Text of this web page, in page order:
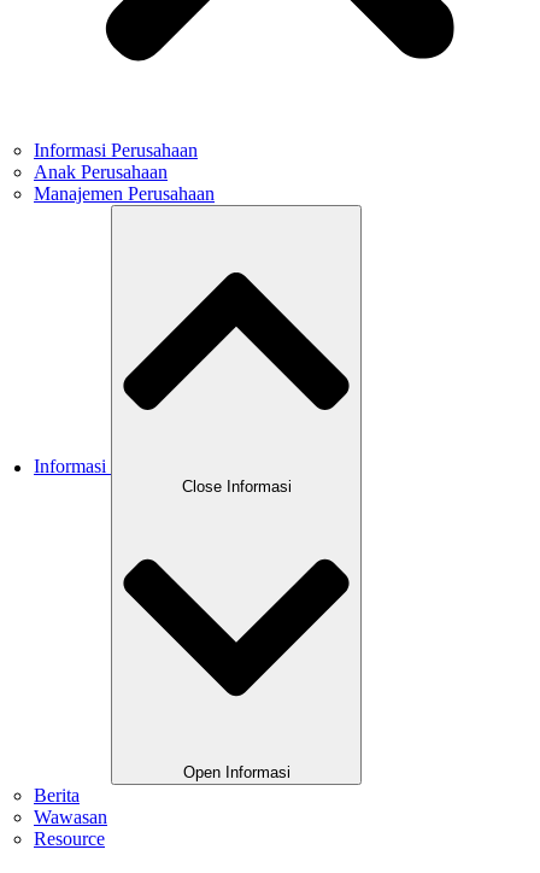
Informasi Perusahaan
Anak Perusahaan
Manajemen Perusahaan
Informasi
Close Informasi
Open Informasi
Berita
Wawasan
Resource